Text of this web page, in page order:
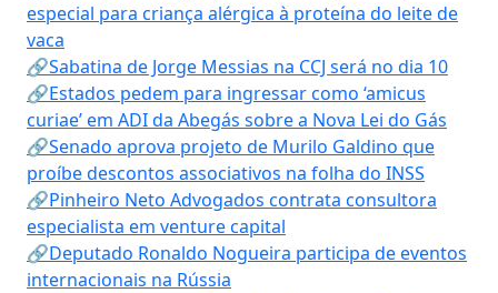
especial para criança alérgica à proteína do leite de
vaca
🔗Sabatina de Jorge Messias na CCJ será no dia 10
🔗Estados pedem para ingressar como ‘amicus
curiae’ em ADI da Abegás sobre a Nova Lei do Gás
🔗Senado aprova projeto de Murilo Galdino que
proíbe descontos associativos na folha do INSS
🔗Pinheiro Neto Advogados contrata consultora
especialista em venture capital
🔗Deputado Ronaldo Nogueira participa de eventos
internacionais na Rússia